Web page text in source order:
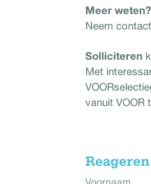
Meer weten?
Neem
Solliciteren
Met
vanuit VOOR
Reageren